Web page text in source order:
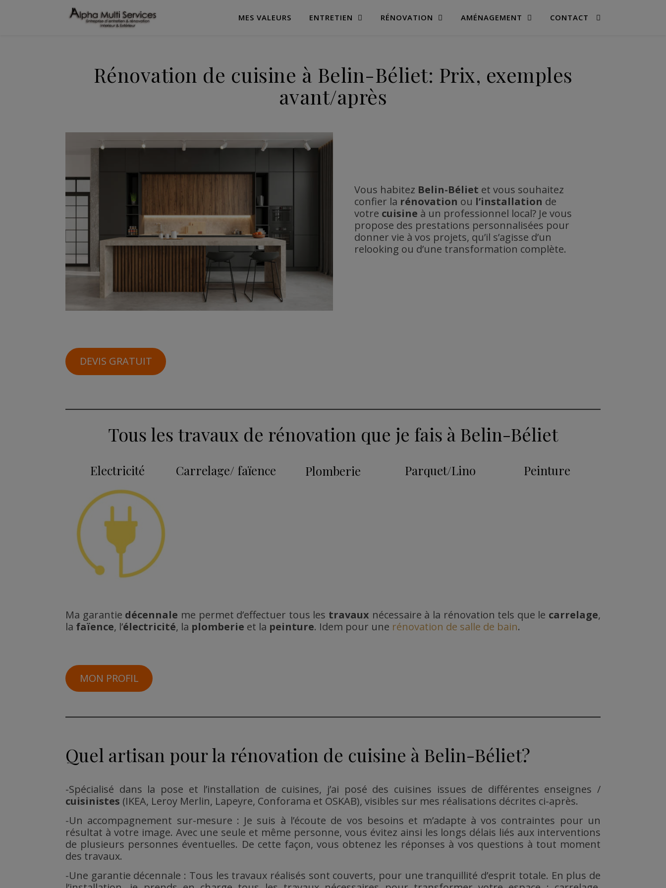
MES VALEURS ENTRETIEN RÉNOVATION AMÉNAGEMENT CONTACT
Rénovation de cuisine à Belin-Béliet: Prix, exemples
avant/après
Vous habitez Belin-Béliet et vous souhaitez
confier la rénovation ou l’installation de
votre cuisine à un professionnel local? Je vous
propose des prestations personnalisées pour
donner vie à vos projets, qu’il s’agisse d’un
relooking ou d’une transformation complète.
DEVIS GRATUIT
Tous les travaux de rénovation que je fais à Belin-Béliet
Electricité Carrelage/ faïence Plomberie Parquet/Lino Peinture
Ma garantie décennale me permet d’effectuer tous les travaux nécessaire à la rénovation tels que le carrelage,
la faïence, l’électricité, la plomberie et la peinture. Idem pour une rénovation de salle de bain.
MON PROFIL
Quel artisan pour la rénovation de cuisine à Belin-Béliet?
-Spécialisé dans la pose et l’installation de cuisines, j’ai posé des cuisines issues de différentes enseignes /
cuisinistes (IKEA, Leroy Merlin, Lapeyre, Conforama et OSKAB), visibles sur mes réalisations décrites ci-après.
-Un accompagnement sur-mesure : Je suis à l’écoute de vos besoins et m’adapte à vos contraintes pour un
résultat à votre image. Avec une seule et même personne, vous évitez ainsi les longs délais liés aux interventions
de plusieurs personnes éventuelles. De cette façon, vous obtenez les réponses à vos questions à tout moment
des travaux.
-Une garantie décennale : Tous les travaux réalisés sont couverts, pour une tranquillité d’esprit totale. En plus de